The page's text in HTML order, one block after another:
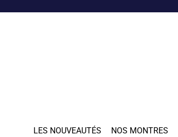
LES NOUVEAUTÉS NOS MONTRES